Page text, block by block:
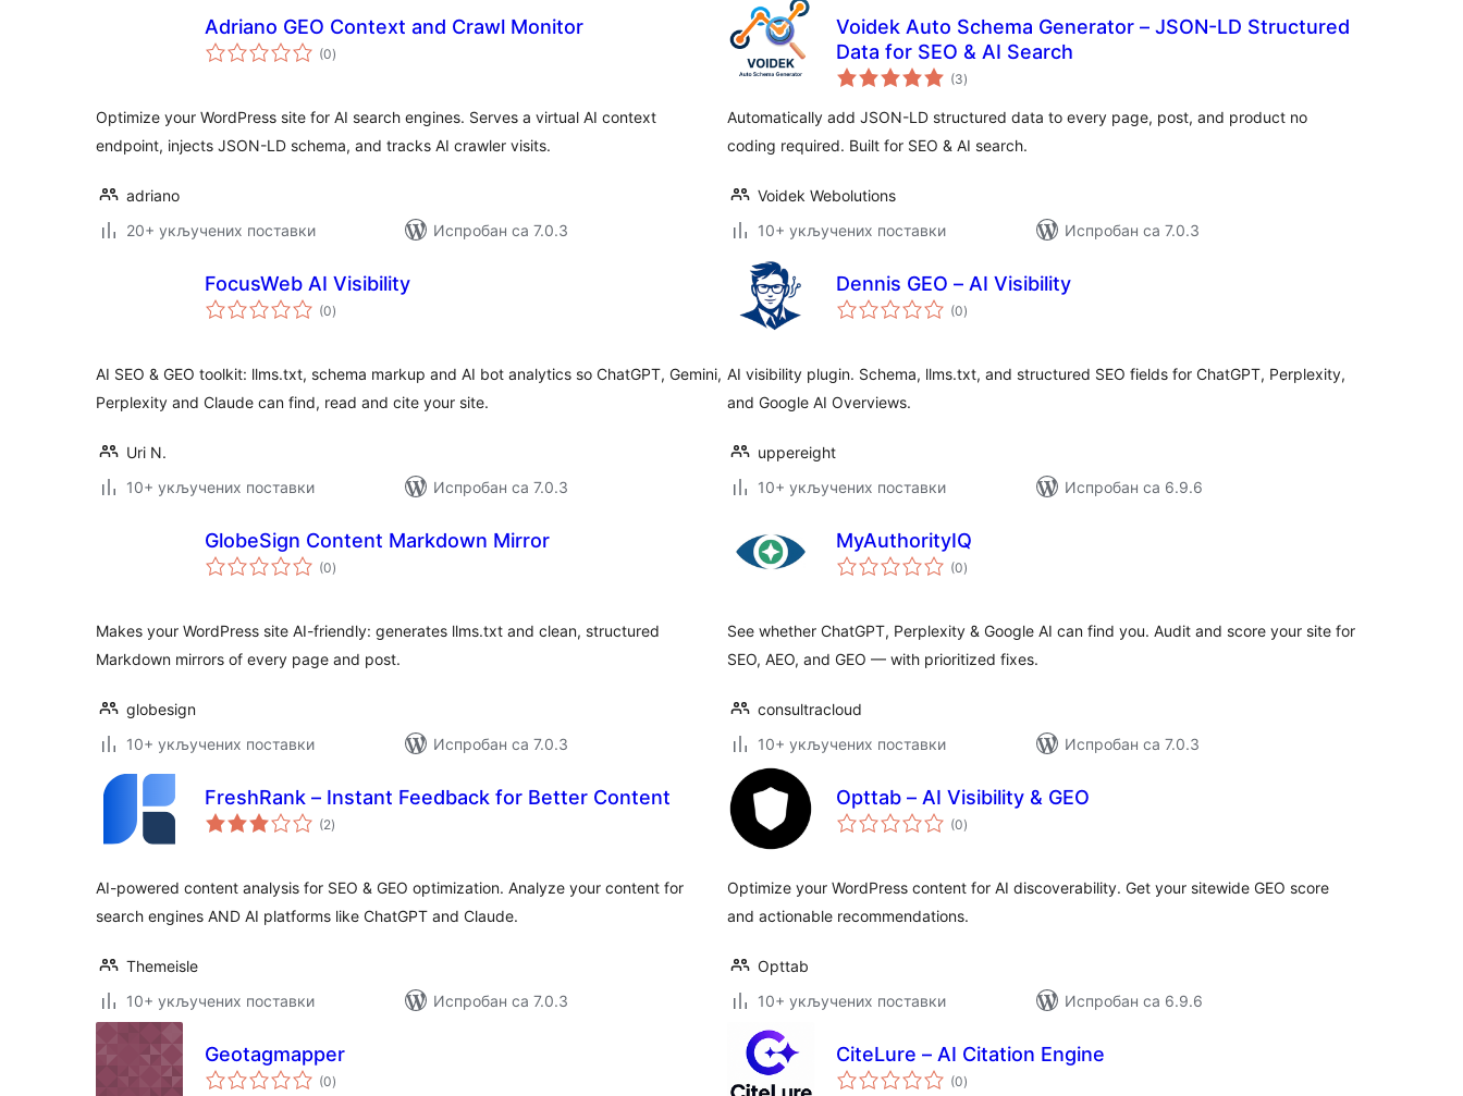
Adriano GEO Context and Crawl Monitor
(0укупних
оцена
)
Optimize your WordPress site for AI search engines. Serves a virtual AI context
endpoint, injects JSON-LD schema, and tracks AI crawler visits.
adriano
20+ укључених поставки
Испробан са 7.0.3
Voidek Auto Schema Generator – JSON-LD Structured
Data for SEO & AI Search
(3укупних
оцена
)
Automatically add JSON-LD structured data to every page, post, and product no
coding required. Built for SEO & AI search.
Voidek Webolutions
10+ укључених поставки
Испробан са 7.0.3
FocusWeb AI Visibility
(0укупних
оцена
)
AI SEO & GEO toolkit: llms.txt, schema markup and AI bot analytics so ChatGPT, Gemini,
Perplexity and Claude can find, read and cite your site.
Uri N.
10+ укључених поставки
Испробан са 7.0.3
Dennis GEO – AI Visibility
(0укупних
оцена
)
AI visibility plugin. Schema, llms.txt, and structured SEO fields for ChatGPT, Perplexity,
and Google AI Overviews.
uppereight
10+ укључених поставки
Испробан са 6.9.6
GlobeSign Content Markdown Mirror
(0укупних
оцена
)
Makes your WordPress site AI-friendly: generates llms.txt and clean, structured
Markdown mirrors of every page and post.
globesign
10+ укључених поставки
Испробан са 7.0.3
MyAuthorityIQ
(0укупних
оцена
)
See whether ChatGPT, Perplexity & Google AI can find you. Audit and score your site for
SEO, AEO, and GEO — with prioritized fixes.
consultracloud
10+ укључених поставки
Испробан са 7.0.3
FreshRank – Instant Feedback for Better Content
(2укупних
оцена
)
AI-powered content analysis for SEO & GEO optimization. Analyze your content for
search engines AND AI platforms like ChatGPT and Claude.
Themeisle
10+ укључених поставки
Испробан са 7.0.3
Opttab – AI Visibility & GEO
(0укупних
оцена
)
Optimize your WordPress content for AI discoverability. Get your sitewide GEO score
and actionable recommendations.
Opttab
10+ укључених поставки
Испробан са 6.9.6
Geotagmapper
(0укупних
оцена
)
CiteLure – AI Citation Engine
(0укупних
оцена
)